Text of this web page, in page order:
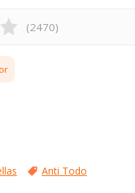
(2470)
Anti Todo